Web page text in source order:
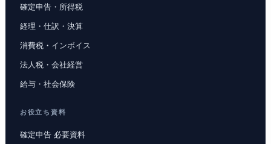
確定申告・所得税
経理・仕訳・決算
消費税・インボイス
法人税・会社経営
給与・社会保険
お役立ち資料
確定申告 必要資料